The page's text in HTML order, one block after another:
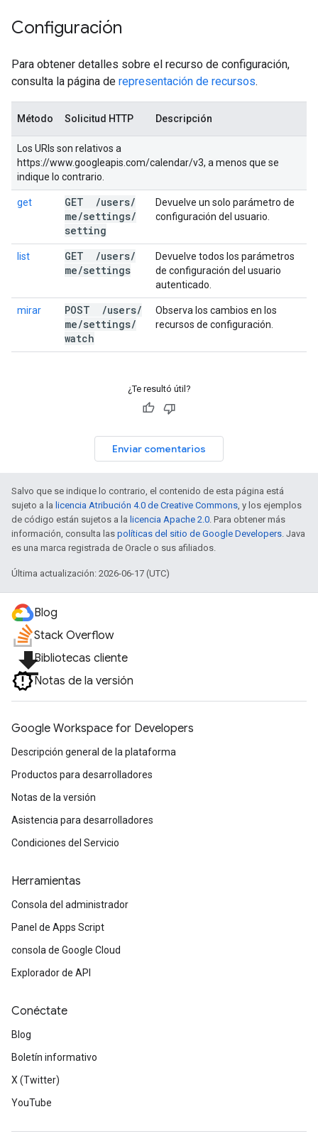
Configuración
Para obtener detalles sobre el recurso de configuración,
consulta la página de representación de recursos.
Método Solicitud HTTP Descripción
Los URIs son relativos a
https://www.googleapis.com/calendar/v3, a menos que se
indique lo contrario.
get GET /users/
me/settings/
setting
Devuelve un solo parámetro de
configuración del usuario.
list GET /users/
me/settings
Devuelve todos los parámetros
de configuración del usuario
autenticado.
mirar POST /users/
me/settings/
watch
Observa los cambios en los
recursos de configuración.
¿Te resultó útil?
Enviar comentarios
Salvo que se indique lo contrario, el contenido de esta página está
sujeto a la licencia Atribución 4.0 de Creative Commons, y los ejemplos
de código están sujetos a la licencia Apache 2.0. Para obtener más
información, consulta las políticas del sitio de Google Developers. Java
es una marca registrada de Oracle o sus afiliados.
Última actualización: 2026-06-17 (UTC)
Blog
Stack Overflow
file_downloadBibliotecas cliente
Notas de la versión
Google Workspace for Developers
Descripción general de la plataforma
Productos para desarrolladores
Notas de la versión
Asistencia para desarrolladores
Condiciones del Servicio
Herramientas
Consola del administrador
Panel de Apps Script
consola de Google Cloud
Explorador de API
Conéctate
Blog
Boletín informativo
X (Twitter)
YouTube